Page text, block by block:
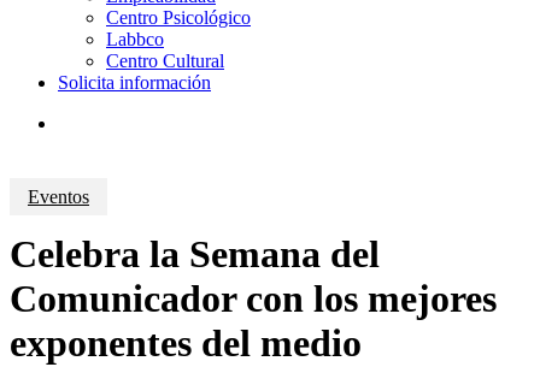
Centro Psicológico
Labbco
Centro Cultural
Solicita información
Eventos
Celebra la Semana del
Comunicador con los mejores
exponentes del medio